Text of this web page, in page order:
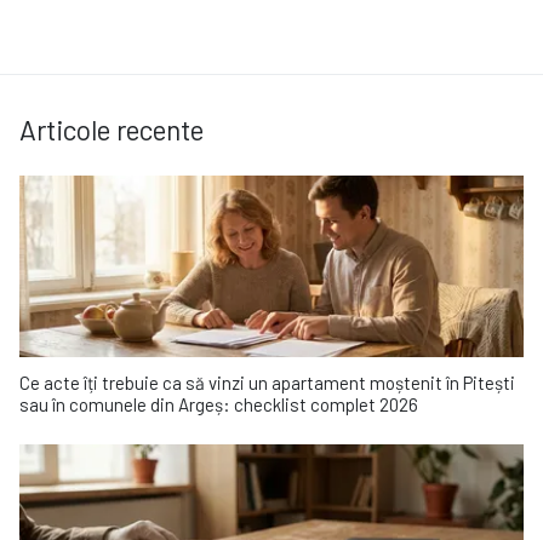
Articole recente
Ce acte îți trebuie ca să vinzi un apartament moștenit în Pitești
sau în comunele din Argeș: checklist complet 2026